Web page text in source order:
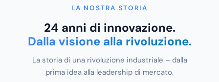
LA NOSTRA STORIA
24 anni di innovazione.
Dalla visione alla rivoluzione.
La storia di una rivoluzione industriale – dalla
prima idea alla leadership di mercato.